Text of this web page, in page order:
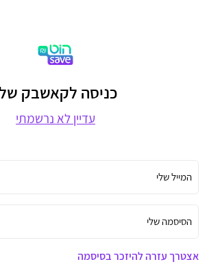
כניסה לקאשבק
עדיין לא נרשמתי
המייל שלי
הסיסמה שלי
אצטרך עזרה להיזכר בסיסמה